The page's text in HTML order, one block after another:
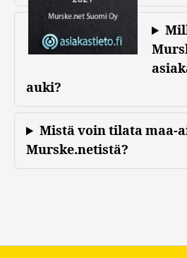
auki?
Mistä voin tilata maa-
Murske.netistä?